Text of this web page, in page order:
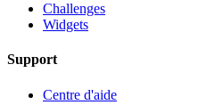
Challenges
Widgets
Support
Centre d'aide